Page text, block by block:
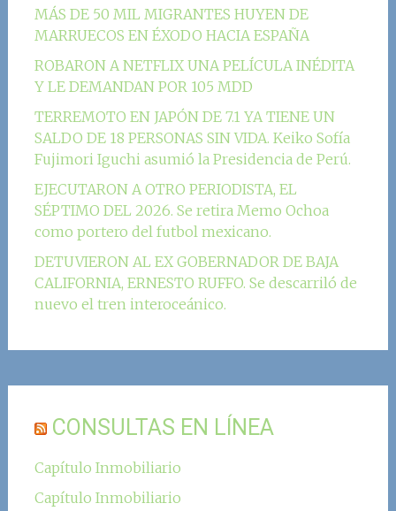
MÁS DE 50 MIL MIGRANTES HUYEN DE
MARRUECOS EN ÉXODO HACIA ESPAÑA
ROBARON A NETFLIX UNA PELÍCULA INÉDITA
Y LE DEMANDAN POR 105 MDD
TERREMOTO EN JAPÓN DE 7.1 YA TIENE UN
SALDO DE 18 PERSONAS SIN VIDA. Keiko Sofía
Fujimori Iguchi asumió la Presidencia de Perú.
EJECUTARON A OTRO PERIODISTA, EL
SÉPTIMO DEL 2026. Se retira Memo Ochoa
como portero del futbol mexicano.
DETUVIERON AL EX GOBERNADOR DE BAJA
CALIFORNIA, ERNESTO RUFFO. Se descarriló de
nuevo el tren interoceánico.
CONSULTAS EN LÍNEA
Capítulo Inmobiliario
Capítulo Inmobiliario